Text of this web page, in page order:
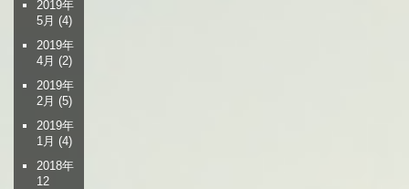
2019年
5月 (4)
2019年
4月 (2)
2019年
2月 (5)
2019年
1月 (4)
2018年
12